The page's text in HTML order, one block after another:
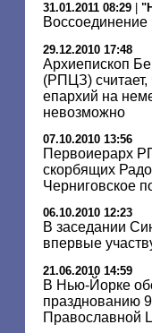
31.01.2011 08:29
Воссоединение
29.12.2010 17:48
Архиепископ
(РПЦЗ) считает,
епархий на
невозможно
07.10.2010 13:56
Первоиерарх
скорбящих
Черниговское
06.10.2010 12:23
В заседании
впервые
21.06.2010 14:59
В Нью-Йорке
празднованию
Православной